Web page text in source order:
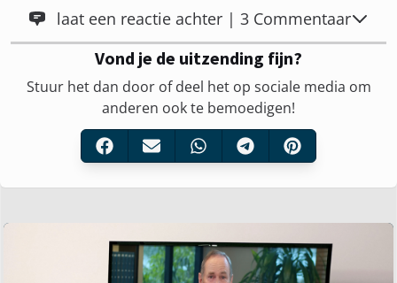
laat een reactie achter | 3 Commentaar
Vond je de uitzending fijn?
Stuur het dan door of deel het op sociale media om
anderen ook te bemoedigen!